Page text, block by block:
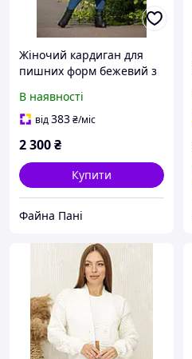
Жіночий кардиган для
пишних форм бежевий з
кофта батал для повних
жінок
В наявності
від383₴/міс
2 300₴
Купити
Файна Пані